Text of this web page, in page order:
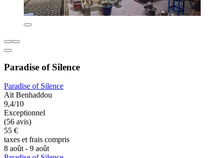
Paradise of Silence
Paradise of Silence
Aït Benhaddou
9,4/10
Exceptionnel
(56 avis)
55 €
taxes et frais compris
8 août - 9 août